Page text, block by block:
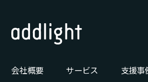
会社概要 サービス 支援事